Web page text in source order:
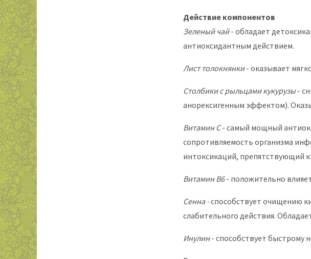
Действие компонентов
Зеленый чай- обладает
антиоксидантным действием.
Лист толокнянки- оказывает
Столбики с рыльцами кукурузы-
анорексигенным эффектом).
Витамин С- самый мощный
сопротивляемость организма
интоксикаций, препятствующий
Витамин В6- положительно
Сенна -способствует очищению
слабительного действия.
Инулин- способствует быстрому